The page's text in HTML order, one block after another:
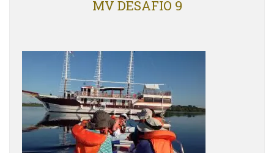
MV DESAFIO 9